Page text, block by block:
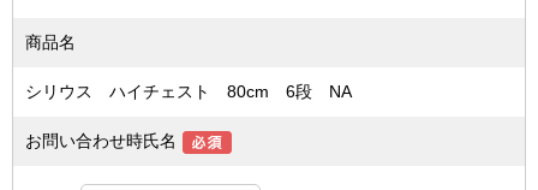
商品名
シリウス ハイチェスト 80cm 6段 NA
お問い合わせ時氏名